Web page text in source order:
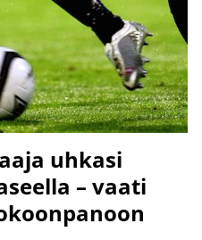
uhkasi
– vaati